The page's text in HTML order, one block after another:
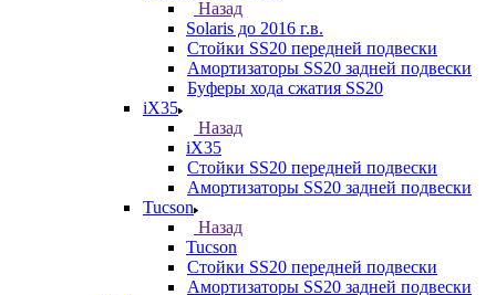
Назад
Solaris до 2016 г.в.
Стойки SS20 передней подвески
Амортизаторы SS20 задней подвески
Буферы хода сжатия SS20
iX35
Назад
iX35
Стойки SS20 передней подвески
Амортизаторы SS20 задней подвески
Tucson
Назад
Tucson
Стойки SS20 передней подвески
Амортизаторы SS20 задней подвески